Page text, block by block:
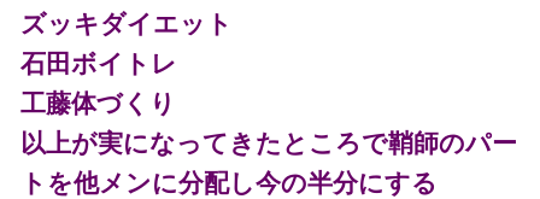
ズッキダイエット
石田ボイトレ
工藤体づくり
以上が実になってきたところで鞘師のパー
トを他メンに分配し今の半分にする